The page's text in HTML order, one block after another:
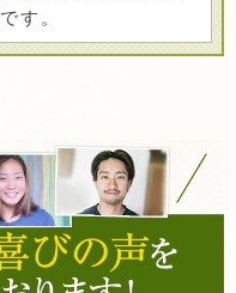
です。